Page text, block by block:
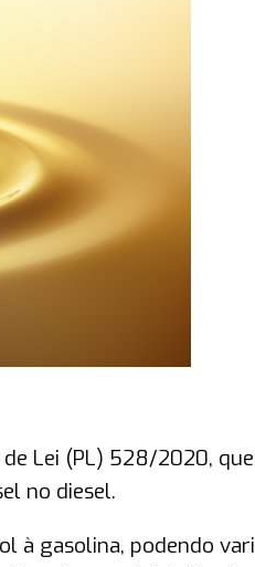
Lei (PL) 528/2020, que
no diesel.
à gasolina, podendo